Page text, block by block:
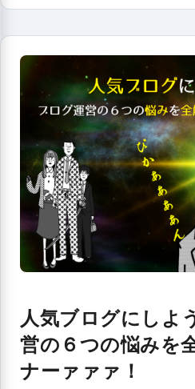
人気ブログにしよ
営の６つの悩みを
ナーァァァ！